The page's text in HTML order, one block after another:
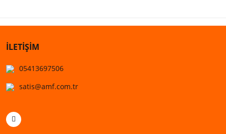
İLETİŞİM
05413697506
satis@amf.com.tr